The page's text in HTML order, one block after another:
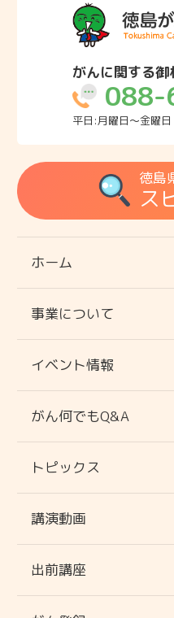
がんに関する御
088-
平日:月曜日～金曜
徳島
ス
ホーム
事業について
イベント情報
がん何でもQ&A
トピックス
講演動画
出前講座